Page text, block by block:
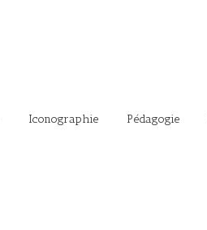
Iconographie Pédagogie